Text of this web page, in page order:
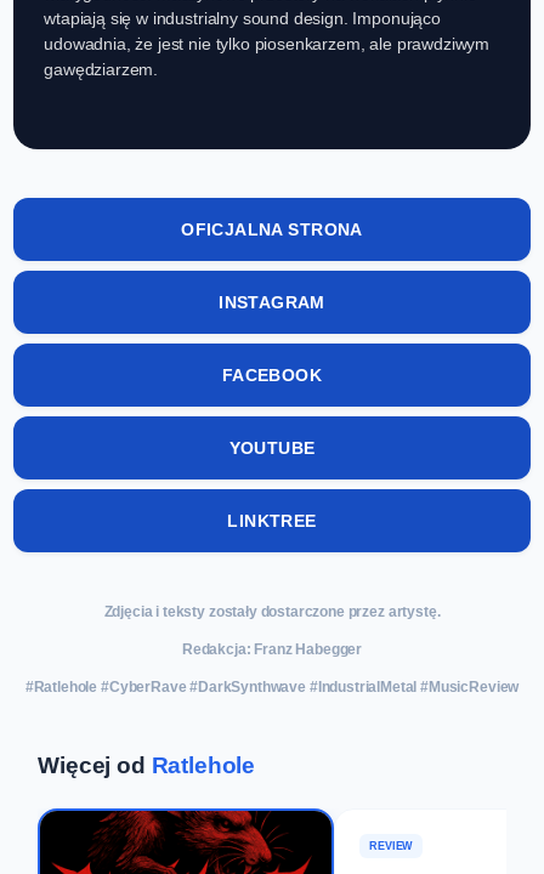
wtapiają się w industrialny sound design. Imponująco
udowadnia, że jest nie tylko piosenkarzem, ale prawdziwym
gawędziarzem.
OFICJALNA STRONA
INSTAGRAM
FACEBOOK
YOUTUBE
LINKTREE
Zdjęcia i teksty zostały dostarczone przez artystę.
Redakcja: Franz Habegger
#Ratlehole #CyberRave #DarkSynthwave #IndustrialMetal #MusicReview
Więcej od Ratlehole
REVIEW